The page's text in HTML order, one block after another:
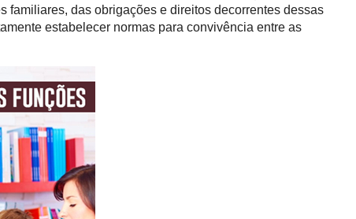
familiares, das obrigações e direitos decorrentes dessas
estabelecer normas para convivência entre as